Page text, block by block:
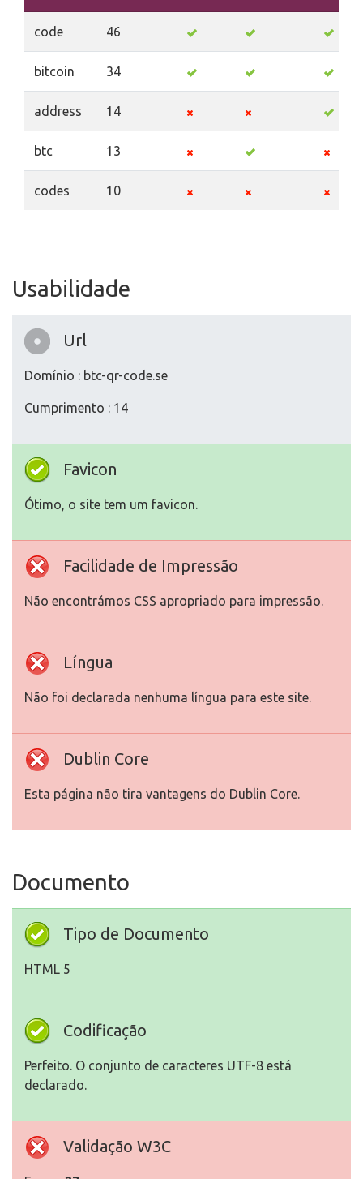
code 46
bitcoin 34
address 14
btc 13
codes 10
Usabilidade
Url
Domínio : btc-qr-code.se
Cumprimento : 14
Favicon
Ótimo, o site tem um favicon.
Facilidade de Impressão
Não encontrámos CSS apropriado para impressão.
Língua
Não foi declarada nenhuma língua para este site.
Dublin Core
Esta página não tira vantagens do Dublin Core.
Documento
Tipo de Documento
HTML 5
Codificação
Perfeito. O conjunto de caracteres UTF-8 está
declarado.
Validação W3C